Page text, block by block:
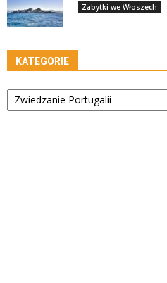
Zabytki we Włoszech
KATEGORIE
Kategorie